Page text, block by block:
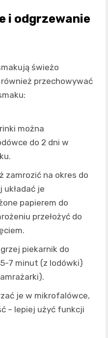
i odgrzewanie
świeżo
przechowywać
można
do 2 dni w
zamrozić na okres do
układać je
papierem do
przełożyć do
piekarnik do
7 minut (z lodówki)
je w mikrofalówce,
– lepiej użyć funkcji